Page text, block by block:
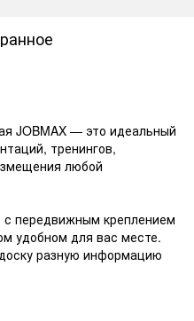
JOBMAX — это идеальный
тренингов,
любой
передвижным креплением
удобном для вас месте.
разную информацию